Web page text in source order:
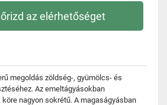
az elérhetőséget
megoldás zöldség-, gyümölcs- és
Az emeltágyásokban
nagyon sokrétű. A magaságyásban